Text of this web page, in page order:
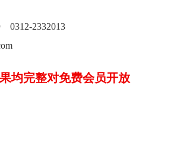
0312-2332013
均完整对免费会员开放